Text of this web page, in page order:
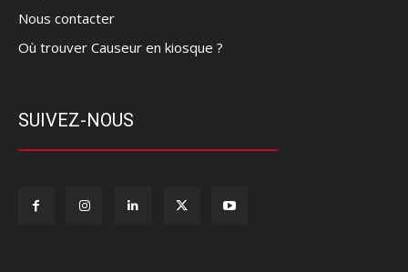
Nous contacter
Où trouver Causeur en kiosque ?
SUIVEZ-NOUS